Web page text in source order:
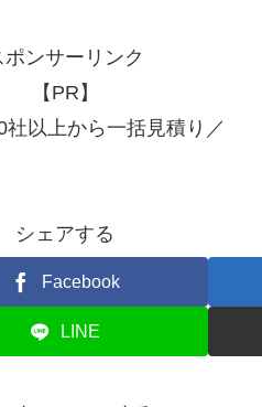
ポンサーリンク
【PR】
社以上から一括見積り／
シェアする
Facebook
LINE